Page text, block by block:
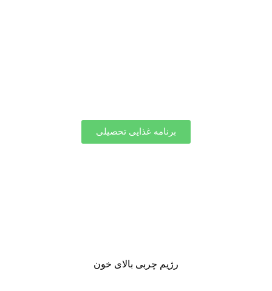
برنامه غذایی تحصیلی
رژیم چربی بالای خون